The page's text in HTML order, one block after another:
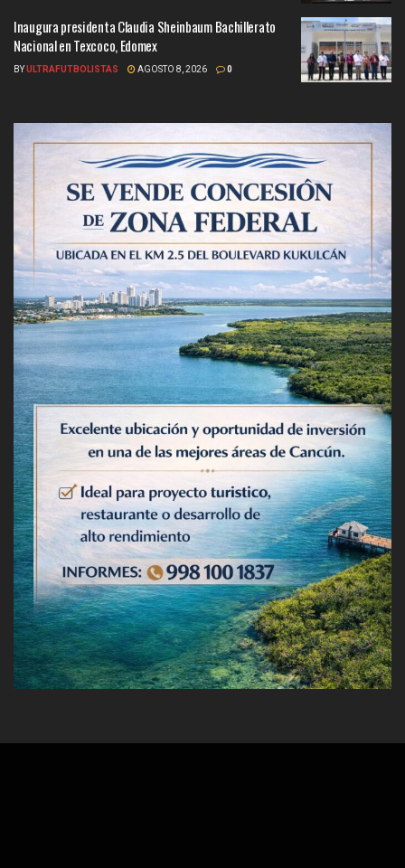
Inaugura presidenta Claudia Sheinbaum Bachillerato
Nacional en Texcoco, Edomex
BYULTRAFUTBOLISTAS AGOSTO 8, 2026 0